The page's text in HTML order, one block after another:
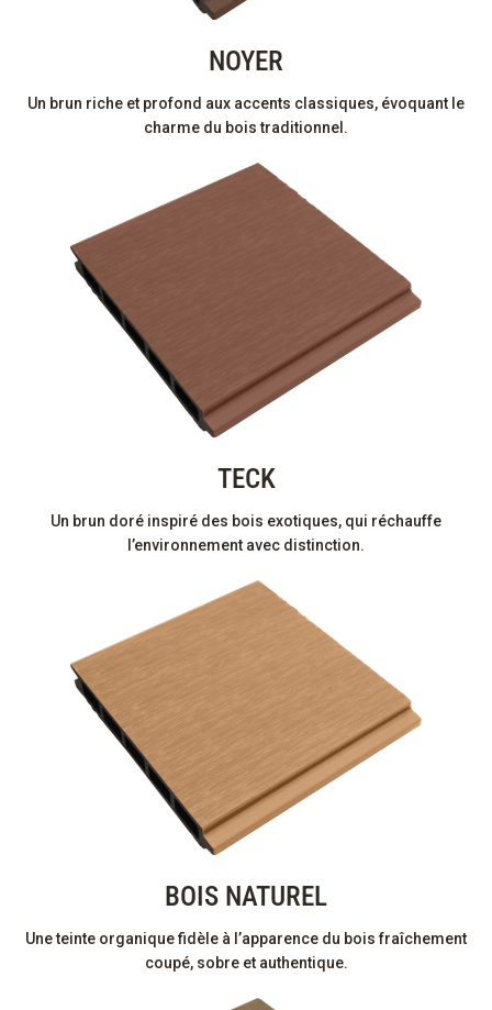
NOYER
Un brun riche et profond aux accents classiques, évoquant le
charme du bois traditionnel.
TECK
Un brun doré inspiré des bois exotiques, qui réchauffe
l’environnement avec distinction.
BOIS NATUREL
Une teinte organique fidèle à l’apparence du bois fraîchement
coupé, sobre et authentique.